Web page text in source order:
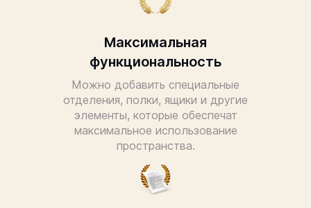
Максимальная
функциональность
Можно добавить специальные
отделения, полки, ящики и другие
элементы, которые обеспечат
максимальное использование
пространства.